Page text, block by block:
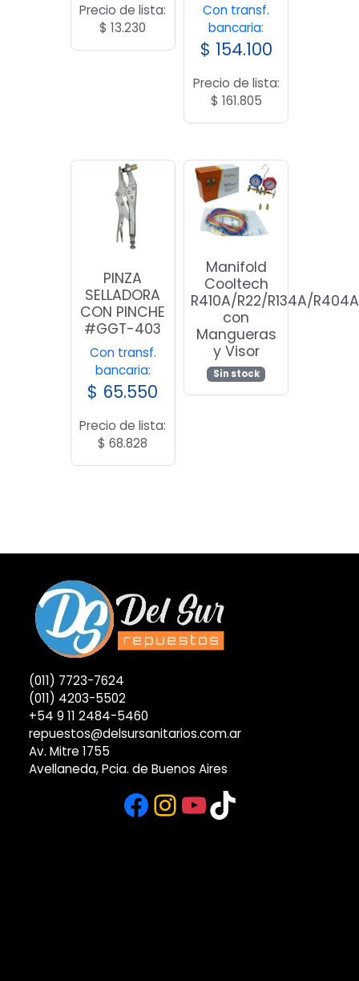
Precio de lista:
$ 13.230
Con transf.
bancaria:
$ 154.100
Precio de lista:
$ 161.805
PINZA
SELLADORA
CON PINCHE
#GGT-403
Con transf.
bancaria:
$ 65.550
Precio de lista:
$ 68.828
Manifold
Cooltech
R410A/R22/R134A/R404A
con
Mangueras
y Visor
Sin stock
(011) 7723-7624
(011) 4203-5502
+54 9 11 2484-5460
repuestos@delsursanitarios.com.ar
Av. Mitre 1755
Avellaneda, Pcia. de Buenos Aires
Facebook
Instagram
YouTube
TikTok